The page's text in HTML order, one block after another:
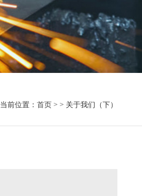
当前位置： 首页> > 关于我们（下）